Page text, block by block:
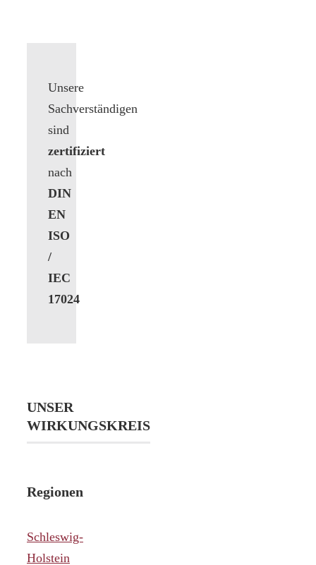
Unsere
Sachverständigen
sind
zertifiziert
nach
DIN
EN
ISO
/
IEC
17024
UNSER
WIRKUNGSKREIS
Regionen
Schleswig-
Holstein